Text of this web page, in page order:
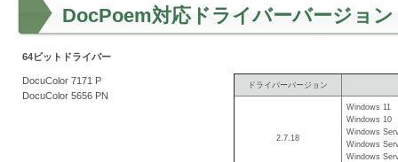
削
DocPoem対応ドライバーバージョン
64ビットドライバー
DocuColor 7171 P
DocuColor 5656 PN
ドライバーバージョン
2.7.18
Windows 11
Windows 10
Windows
Windows
Windows